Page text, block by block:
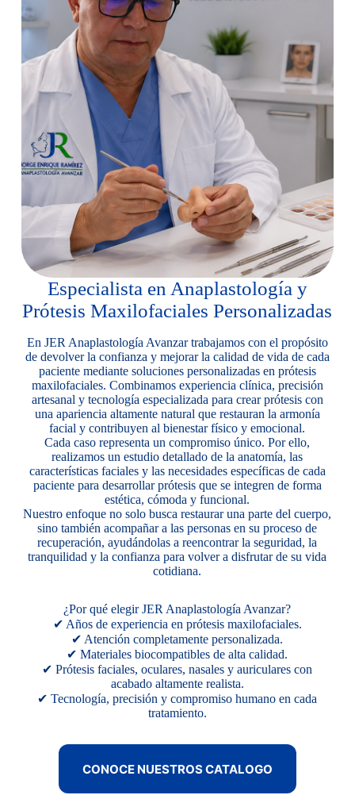
Especialista en Anaplastología y
Prótesis Maxilofaciales Personalizadas
En JER Anaplastología Avanzar trabajamos con el propósito
de devolver la confianza y mejorar la calidad de vida de cada
paciente mediante soluciones personalizadas en prótesis
maxilofaciales. Combinamos experiencia clínica, precisión
artesanal y tecnología especializada para crear prótesis con
una apariencia altamente natural que restauran la armonía
facial y contribuyen al bienestar físico y emocional.
Cada caso representa un compromiso único. Por ello,
realizamos un estudio detallado de la anatomía, las
características faciales y las necesidades específicas de cada
paciente para desarrollar prótesis que se integren de forma
estética, cómoda y funcional.
Nuestro enfoque no solo busca restaurar una parte del cuerpo,
sino también acompañar a las personas en su proceso de
recuperación, ayudándolas a reencontrar la seguridad, la
tranquilidad y la confianza para volver a disfrutar de su vida
cotidiana.
¿Por qué elegir JER Anaplastología Avanzar?
✔ Años de experiencia en prótesis maxilofaciales.
✔ Atención completamente personalizada.
✔ Materiales biocompatibles de alta calidad.
✔ Prótesis faciales, oculares, nasales y auriculares con
acabado altamente realista.
✔ Tecnología, precisión y compromiso humano en cada
tratamiento.
CONOCE NUESTROS CATALOGO